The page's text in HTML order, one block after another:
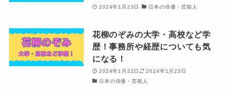
2024年1月23日 日本の俳優・芸能人
花柳のぞみの大学・高校など学
歴！事務所や経歴についても気
になる！
2024年1月22日
2024年1月23日
日本の俳優・芸能人